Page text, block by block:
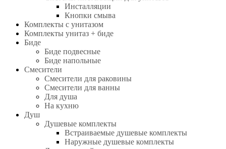
Инсталляции
Кнопки смыва
Комплекты с унитазом
Комплекты унитаз + биде
Биде
Биде подвесные
Биде напольные
Смесители
Смесители для раковины
Смесители для ванны
Для душа
На кухню
Душ
Душевые комплекты
Встраиваемые душевые комплекты
Наружные душевые комплекты